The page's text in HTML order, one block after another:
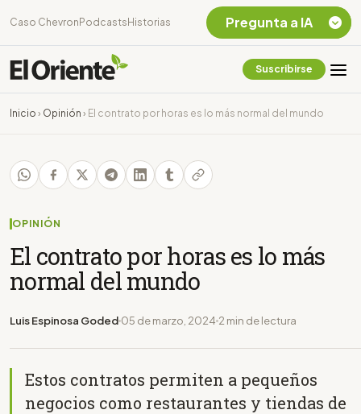
Caso Chevron Podcasts Historias
Suscribirse
Inicio › Opinión › El contrato por horas es lo más normal del mundo
OPINIÓN
El contrato por horas es lo más
normal del mundo
Luis Espinosa Goded 05 de marzo, 2024 2 min de lectura
Estos contratos permiten a pequeños
negocios como restaurantes y tiendas de
Pregunta a IA
Chevron Ecuador